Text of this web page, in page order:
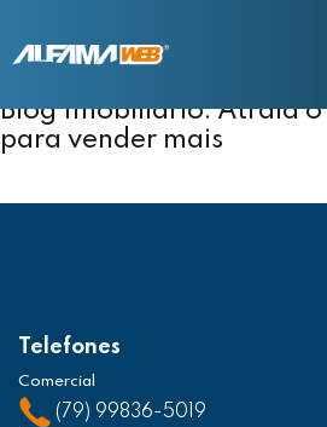
Blog Imobiliário: Atraia
para vender mais
Telefones
Comercial
(79) 99836-5019